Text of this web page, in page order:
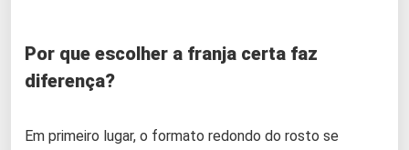
Por que escolher a franja certa faz
diferença?
Em primeiro lugar, o formato redondo do rosto se